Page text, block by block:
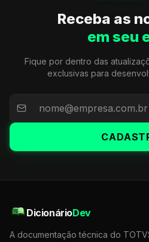
Receba as
em seu
Fique por dentro das
exclusivas para
DicionárioDev
A documentação técnica do